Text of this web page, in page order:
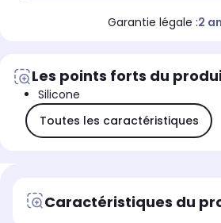
Garantie légale :2
Les points forts du
Silicone
Toutes les caractéristiques
Caractéristiques du